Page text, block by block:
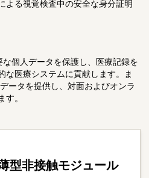
よる視覚検査中の安全な身分証明
個人データを保護し、医療記録を
な医療システムに貢献します。ま
ータを提供し、対面およびオンラ
。
型非接触モジュール